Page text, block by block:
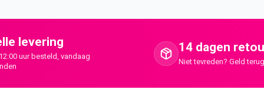
levering
uur besteld, vandaag
14 dagen
Niet tevreden? Geld